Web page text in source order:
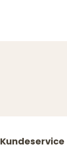
Kundeservice